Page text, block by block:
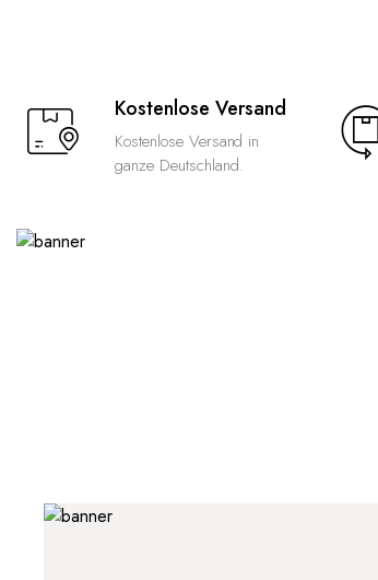
Kostenlose Versand
Kostenlose Versand in
ganze Deutschland.